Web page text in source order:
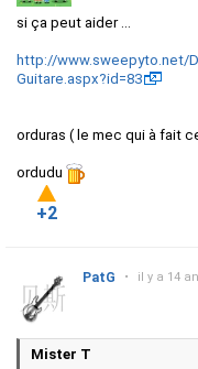
si ça peut aider ...
http://www.sweepyto.net/
Guitare.aspx?id=83
orduras ( le mec qui à fait
ordudu
+2
PatG • il y a 14
Mister T